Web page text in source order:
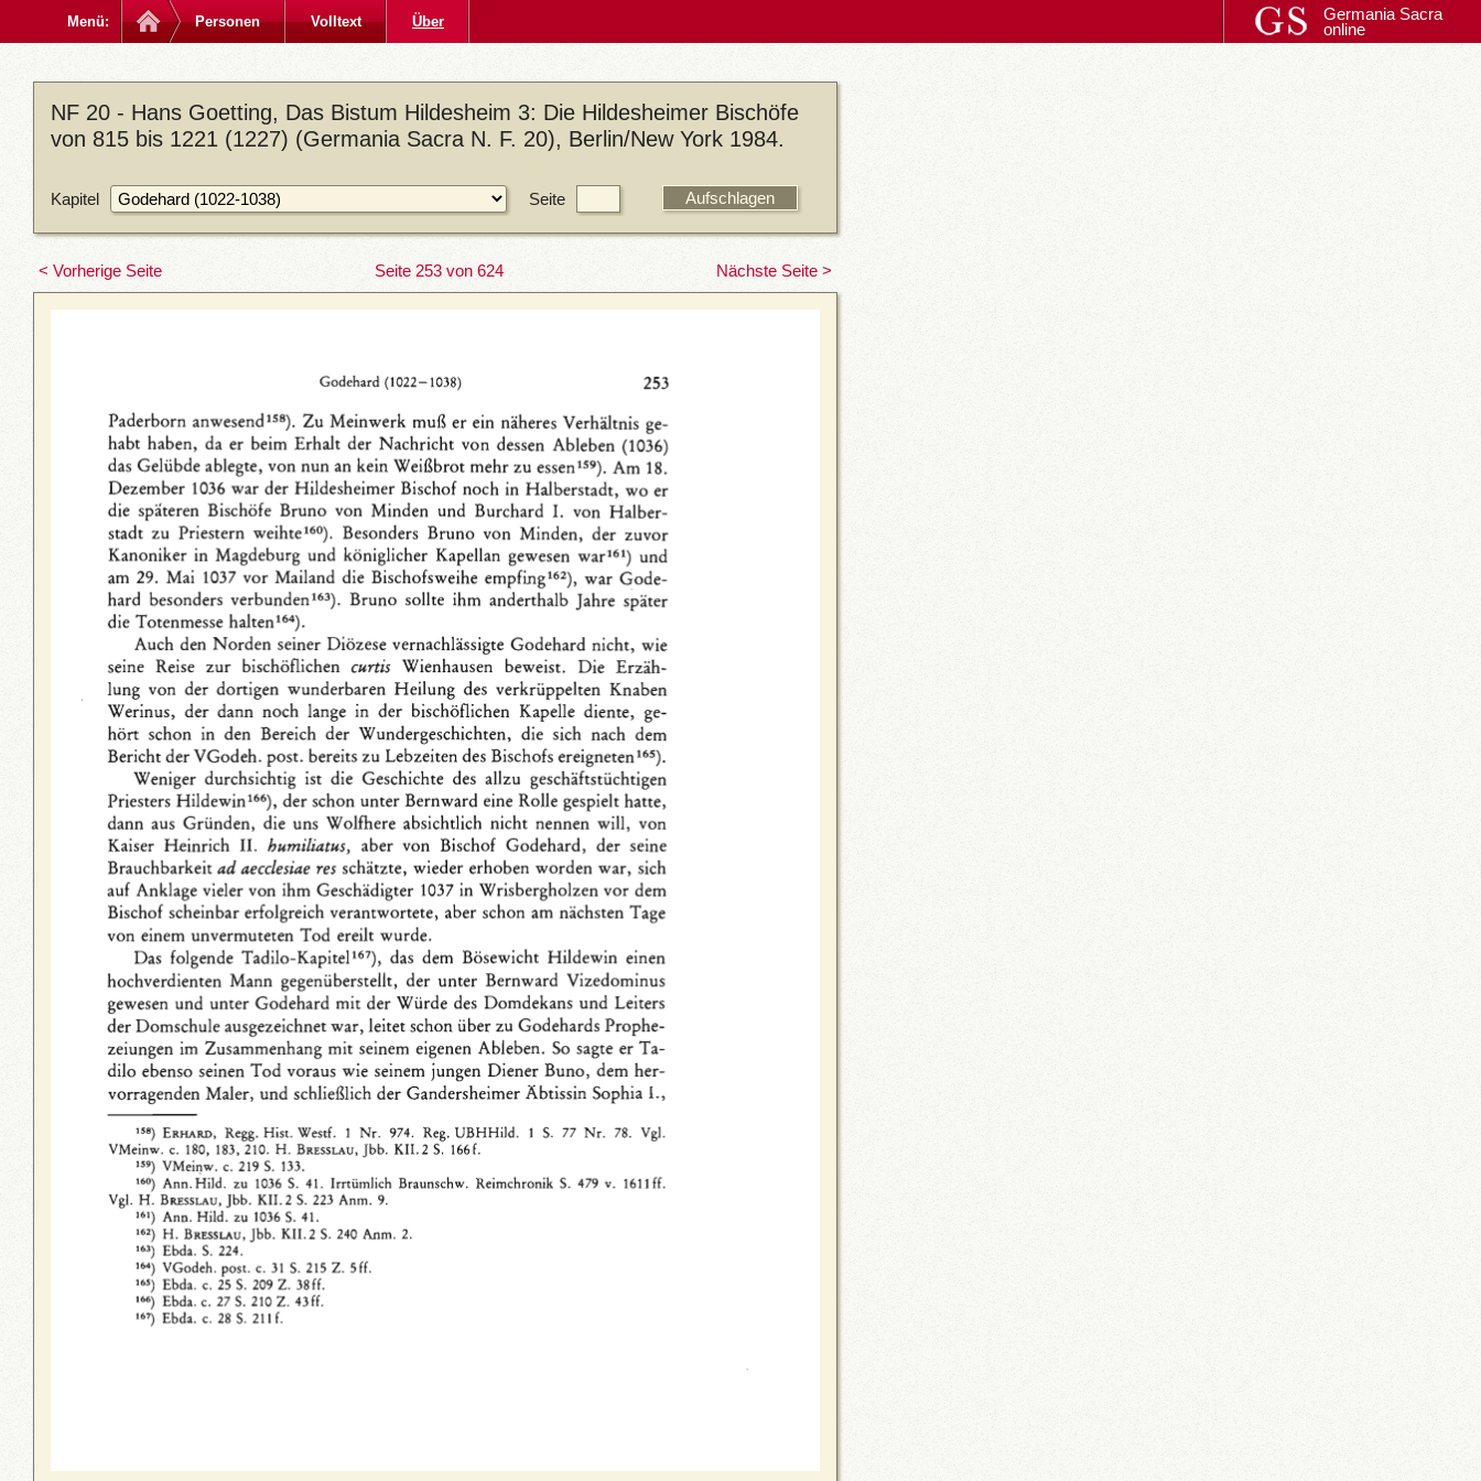
Menü: Personen Volltext Über
Germania Sacra
online
NF 20 - Hans Goetting, Das Bistum Hildesheim 3: Die Hildesheimer Bischöfe
von 815 bis 1221 (1227) (Germania Sacra N. F. 20), Berlin/New York 1984.
Kapitel Seite
< Vorherige Seite Seite 253 von 624 Nächste Seite >